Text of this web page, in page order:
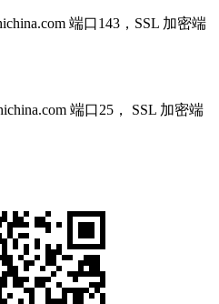
端口143，SSL 加密端
端口25， SSL 加密端